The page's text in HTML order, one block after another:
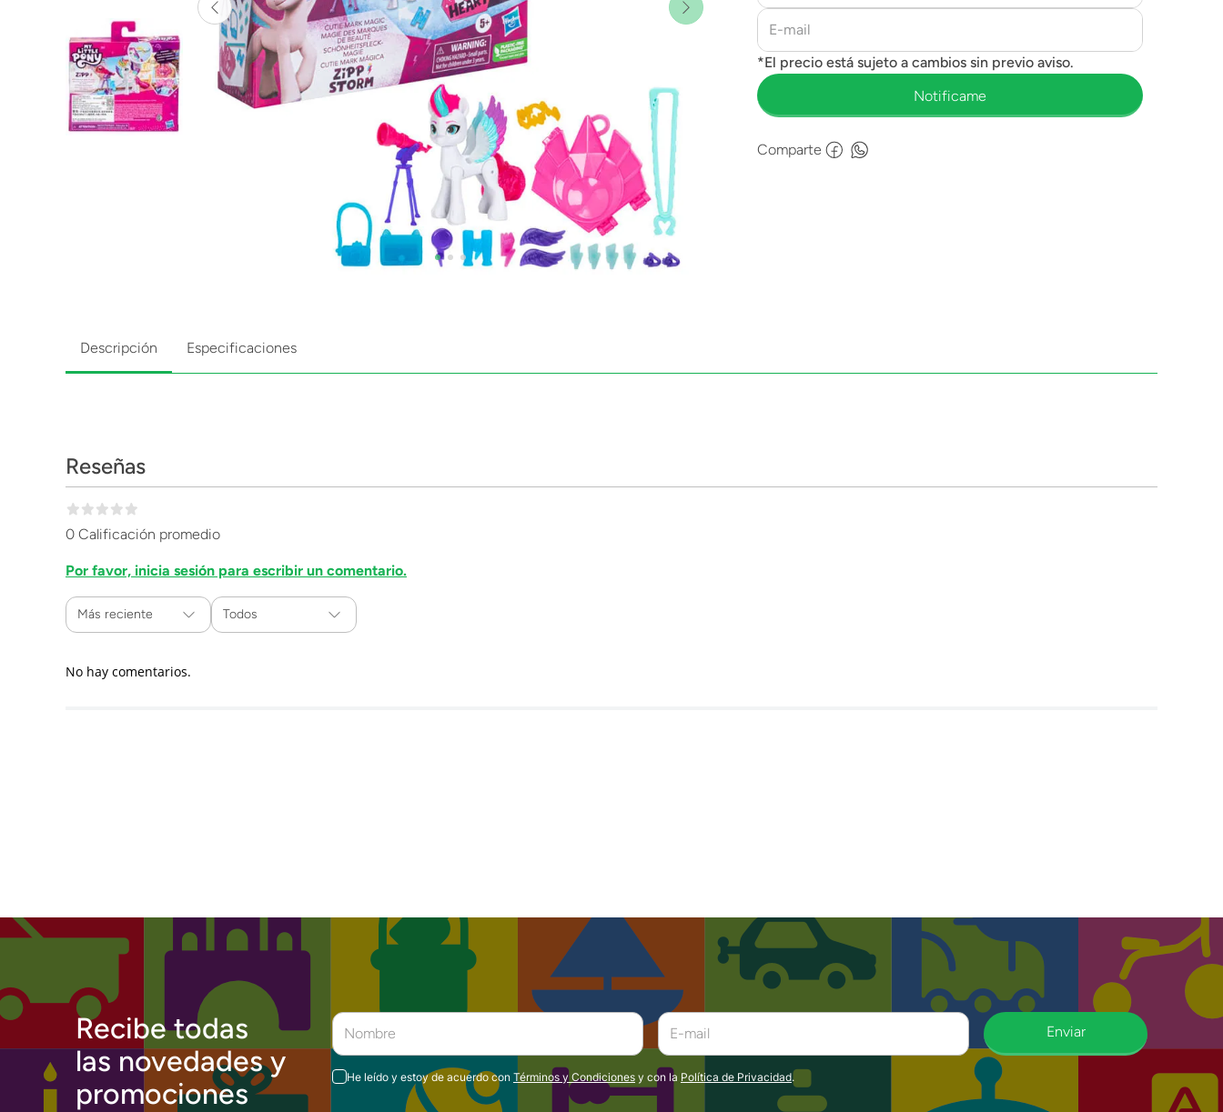
Peluches
Vehículos y Pistas
Comparte
Descripción Especificaciones
Reseñas
0 Calificación promedio
Por favor, inicia sesión para escribir un comentario.
Más reciente Todos
No hay comentarios.
Recibe todas
las novedades y
promociones
Enviar
He leído y estoy de acuerdo con Términos y Condiciones y con la Política de Privacidad.